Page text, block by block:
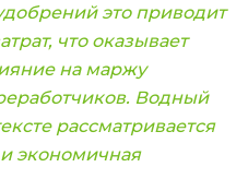
это приводит
что оказывает
на маржу
Водный
рассматривается
экономичная